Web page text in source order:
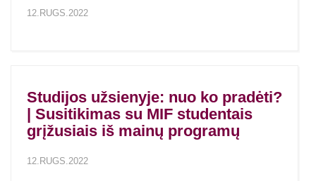
12.RUGS.2022
Studijos užsienyje: nuo ko pradėti?
| Susitikimas su MIF studentais
grįžusiais iš mainų programų
12.RUGS.2022